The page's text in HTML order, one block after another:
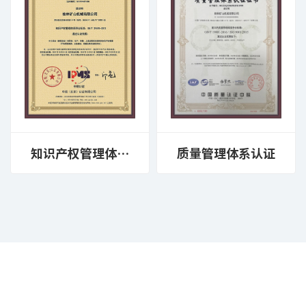
知识产权管理体系
认证
质量管理体系认证